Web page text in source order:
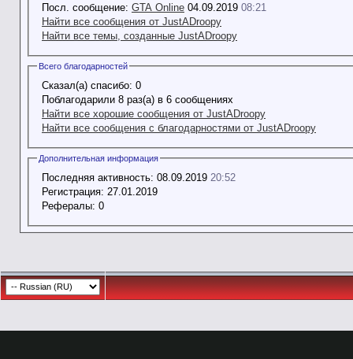
Посл. сообщение: GTA Online 04.09.2019 08:21
Найти все сообщения от JustADroopy
Найти все темы, созданные JustADroopy
Всего благодарностей
Сказал(а) спасибо: 0
Поблагодарили 8 раз(а) в 6 сообщениях
Найти все хорошие сообщения от JustADroopy
Найти все сообщения с благодарностями от JustADroopy
Дополнительная информация
Последняя активность: 08.09.2019 20:52
Регистрация: 27.01.2019
Рефералы: 0